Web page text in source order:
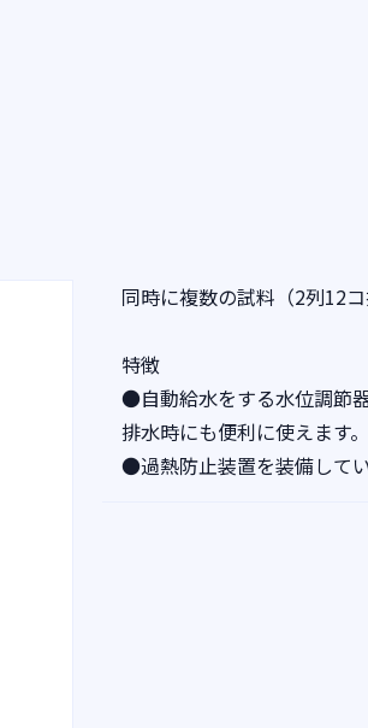
同時に複数の試料（2列12
特徴
●自動給水をする水位調節
排水時にも便利に使えます。
●過熱防止装置を装備してい